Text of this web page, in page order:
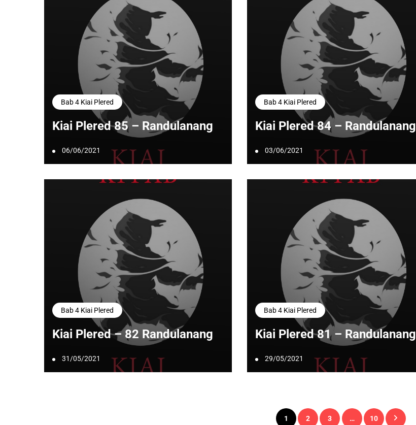
Bab 4 Kiai Plered
Kiai Plered 85 – Randulanang
06/06/2021
Bab 4 Kiai Plered
Kiai Plered 84 – Randulanang
03/06/2021
Bab 4 Kiai Plered
Kiai Plered – 82 Randulanang
31/05/2021
Bab 4 Kiai Plered
Kiai Plered 81 – Randulanang
29/05/2021
Paginasi
1 2 3 … 10